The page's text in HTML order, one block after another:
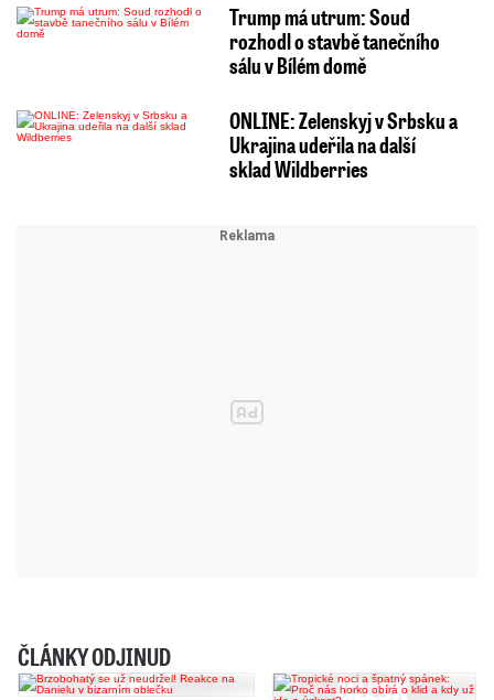
Trump má utrum: Soud
rozhodl o stavbě tanečního
sálu v Bílém domě
ONLINE: Zelenskyj v Srbsku a
Ukrajina udeřila na další
sklad Wildberries
ČLÁNKY ODJINUD